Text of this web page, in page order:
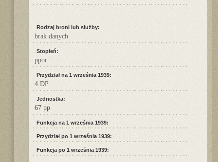
Rodzaj broni lub służby:
brak danych
Stopień:
ppor.
Przydział na 1 września 1939:
4 DP
Jednostka:
67 pp
Funkcja na 1 września 1939:
Przydział po 1 września 1939:
Funkcja po 1 września 1939: